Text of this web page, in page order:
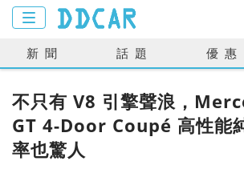
新聞 話題 優惠
不只有 V8 引擎聲浪，
GT 4-Door Coupé 高性能
率也驚人